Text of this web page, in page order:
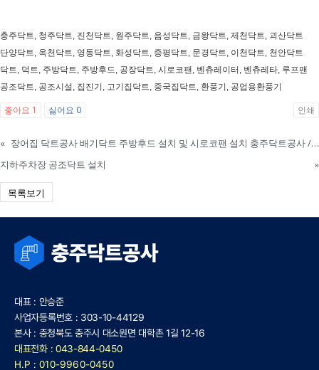
충주닥트, 청주닥트, 진천닥트, 원주닥트, 음성닥트, 금왕닥트, 제천닥트, 괴산닥트
단양닥트, 옥천닥트, 영동닥트, 화성닥트, 증평닥트, 문경닥트, 이천닥트, 천안닥트
닥트, 덕트, 주방닥트, 주방후드, 공장닥트, 시로코팬, 벤츄레이터, 벤츄레타, 루프팬
공조닥트, 공조시설, 집진기, 고기집닥트, 중국집닥트, 환풍기, 공업용환풍기
좋아요 1 싫어요 0 인쇄
«
장어집 닥트공사 배기닥트 주방후드 설치 및 시로코팬 설치 충주닥트공사 / 주덕닥트
지하주차장 공조닥트 설치
»
목록보기
대표 : 안승준
사업자등록번호 : 303-10-44129
본사 : 충청북도 충주시 대소원면 대학촌 1길 12-16
대표전화 : 043-844-0450
H.P : 010-9960-0450